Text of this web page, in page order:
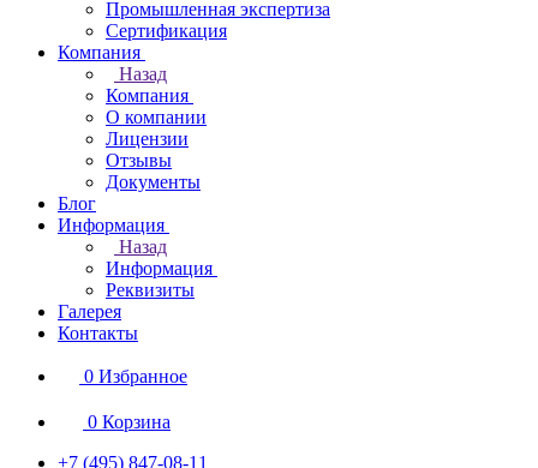
Промышленная экспертиза
Сертификация
Компания
Назад
Компания
О компании
Лицензии
Отзывы
Документы
Блог
Информация
Назад
Информация
Реквизиты
Галерея
Контакты
0 Избранное
0 Корзина
+7 (495) 847-08-11